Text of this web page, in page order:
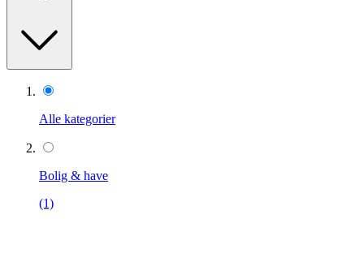
Alle kategorier
Bolig & have
(1)